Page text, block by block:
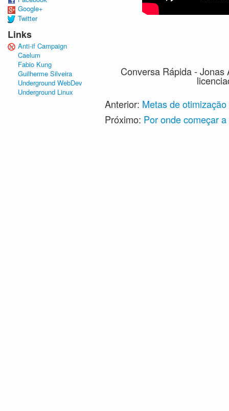
Conversa Rápida -
Anterior: Metas de
Próximo: Por onde começar
Google+
Twitter
Links
Anti-if Campaign
Caelum
Fabio Kung
Guilherme Silveira
Underground WebDev
Underground Linux